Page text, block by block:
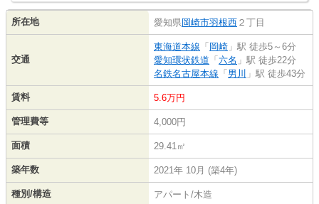
所在地 愛知県岡崎市羽根西 ２丁目
交通
東海道本線 「 岡崎 」駅 徒歩5～6分
愛知環状鉄道 「 六名 」駅 徒歩22分
名鉄名古屋本線 「 男川 」駅 徒歩43分
賃料 5.6万円
管理費等 4,000円
面積 29.41㎡
築年数 2021年 10月 (築4年)
種別/構造 アパート/木造